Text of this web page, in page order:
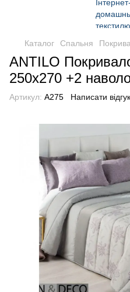
Каталог Спальня
ANTILO
250x270 +2
Артикул: A275 Написати відгук